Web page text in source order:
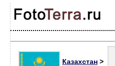
Казахстан >